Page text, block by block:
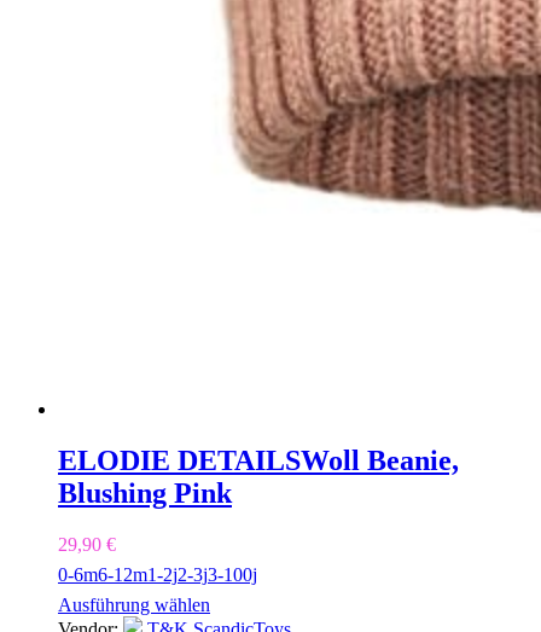
ELODIE DETAILSWoll Beanie,
Blushing Pink
29,90 €
0-6m6-12m1-2j2-3j3-100j
Ausführung wählen